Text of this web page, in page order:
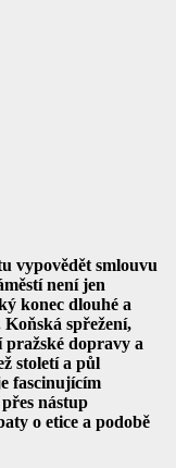
vypovědět smlouvu
není jen
konec dlouhé a
spřežení,
pražské dopravy a
století a půl
fascinujícím
nástup
o etice a podobě